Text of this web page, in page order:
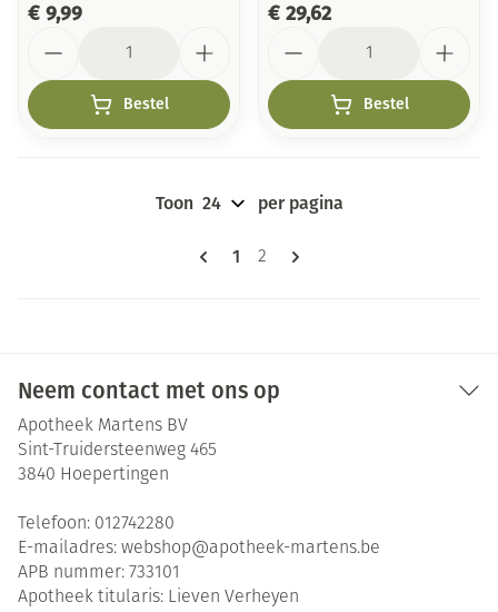
€ 9,99
Bestel
€ 29,62
Bestel
Pagina's
U lees momenteel pagina
1 Pagina
2
Toon per pagina
Neem contact met ons op
Apotheek Martens BV
Sint-Truidersteenweg 465
3840 Hoepertingen
Telefoon: 012742280
E-mailadres: webshop@apotheek-martens.be
APB nummer: 733101
Apotheek titularis: Lieven Verheyen